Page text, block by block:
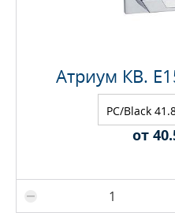
Атриум КВ.
PC/Black
от